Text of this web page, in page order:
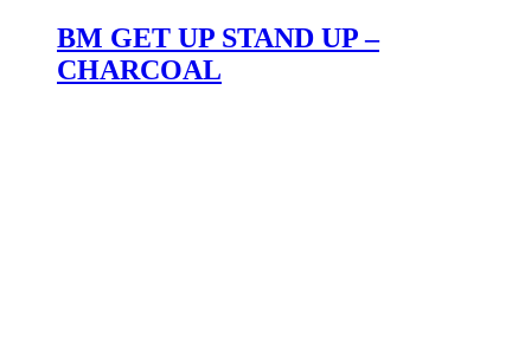
BM GET UP STAND UP –
CHARCOAL